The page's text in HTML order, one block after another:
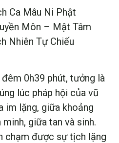
Ca Mâu Ni Phật
Môn – Mật Tâm
Nhiên Tự Chiếu
0h39 phút, tưởng là
lúc pháp hội của vũ
im lặng, giữa khoảng
giữa tan và sinh.
chạm được sự tịch lặng